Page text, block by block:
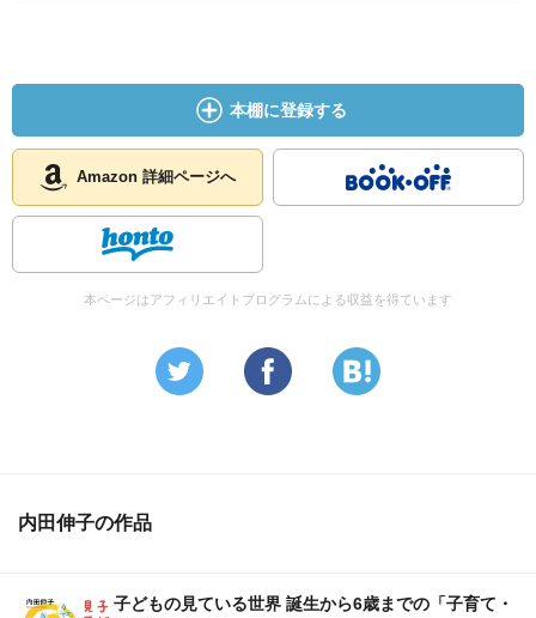
本棚に登録する
Amazon 詳細ページへ
本ページはアフィリエイトプログラムによる収益を得ています
内田伸子の作品
子どもの見ている世界 誕生から6歳までの「子育て・